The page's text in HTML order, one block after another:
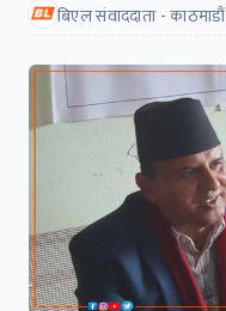
बिएल संवाददाता - काठमाडौं